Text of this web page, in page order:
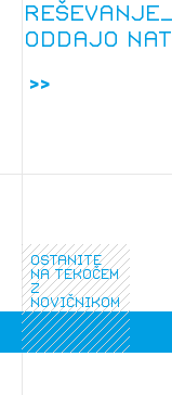
oddajo
ostanite
na tekočem
z
novičnikom